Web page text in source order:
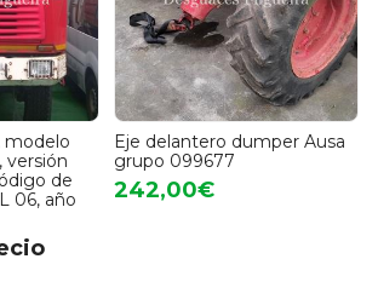
modelo
versión
de
06, año
Eje delantero dumper Ausa
grupo 099677
242,00€